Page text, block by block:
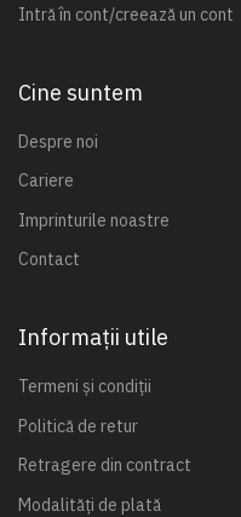
Intră în cont/creează un cont
Cine suntem
Despre noi
Cariere
Imprinturile noastre
Contact
Informații utile
Termeni și condiții
Politică de retur
Retragere din contract
Modalități de plată